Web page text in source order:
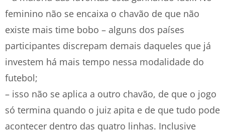
feminino não se encaixa o chavão de que não
existe mais time bobo – alguns dos países
participantes discrepam demais daqueles que já
investem há mais tempo nessa modalidade do
futebol;
– isso não se aplica a outro chavão, de que o jogo
só termina quando o juiz apita e de que tudo pode
acontecer dentro das quatro linhas. Inclusive